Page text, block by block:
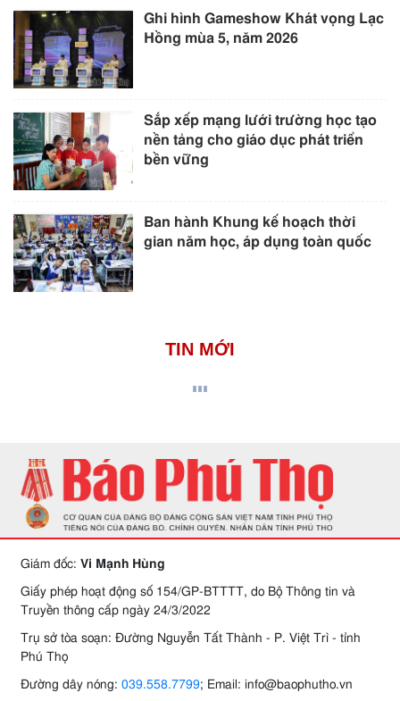
Ghi hình Gameshow Khát vọng Lạc
Hồng mùa 5, năm 2026
Sắp xếp mạng lưới trường học tạo
nền tảng cho giáo dục phát triển
bền vững
Ban hành Khung kế hoạch thời
gian năm học, áp dụng toàn quốc
TIN MỚI
Giám đốc: Vi Mạnh Hùng
Giấy phép hoạt động số 154/GP-BTTTT, do Bộ Thông tin và
Truyền thông cấp ngày 24/3/2022
Trụ sở tòa soạn: Đường Nguyễn Tất Thành - P. Việt Trì - tỉnh
Phú Thọ
Đường dây nóng: 039.558.7799; Email: info@baophutho.vn